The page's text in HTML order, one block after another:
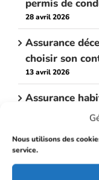
Nous utilisons des
service.
permis de
28 avril 2026
Assurance
choisir son
13 avril 2026
Assurance
propriétaire,
Assurance
et astuces